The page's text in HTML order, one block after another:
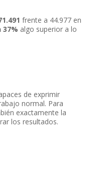
frente a 44.977 en
algo superior a lo
de exprimir
normal. Para
exactamente la
los resultados.